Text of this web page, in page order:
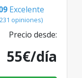
Excelente
opiniones)
Precio desde:
55€/día